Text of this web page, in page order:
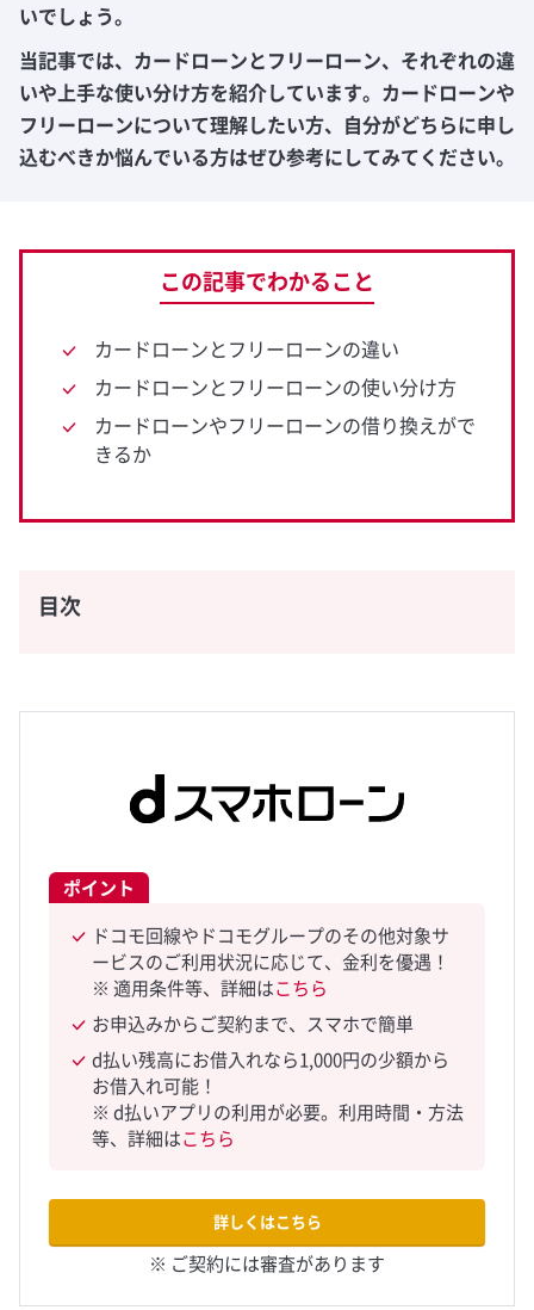
いでしょう。
当記事では、カードローンとフリーローン、それぞれの違
いや上手な使い分け方を紹介しています。カードローンや
フリーローンについて理解したい方、自分がどちらに申し
込むべきか悩んでいる方はぜひ参考にしてみてください。
この記事でわかること
カードローンとフリーローンの違い
カードローンとフリーローンの使い分け方
カードローンやフリーローンの借り換えがで
きるか
目次
ポイント
ドコモ回線やドコモグループのその他対象サ
ービスのご利用状況に応じて、金利を優遇！
※ 適用条件等、詳細はこちら
お申込みからご契約まで、スマホで簡単
d払い残高にお借入れなら1,000円の少額から
お借入れ可能！
※ d払いアプリの利用が必要。利用時間・方法
等、詳細はこちら
詳しくはこちら
※ ご契約には審査があります